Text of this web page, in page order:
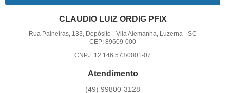
CLAUDIO LUIZ ORDIG PFIX
Rua Paineiras, 133, Depósito -Vila Alemanha, Luzerna -SC
CEP: 89609-000
CNPJ: 12.146.573/0001-07
Atendimento
(49) 99800-3128